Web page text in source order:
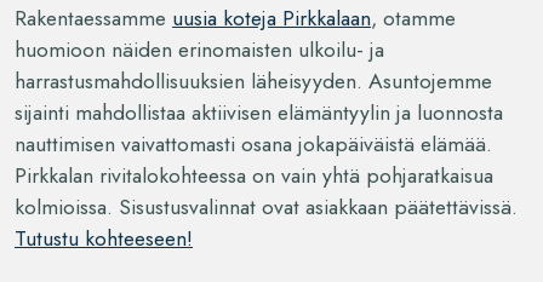
Rakentaessamme uusia koteja Pirkkalaan, otamme
huomioon näiden erinomaisten ulkoilu- ja
harrastusmahdollisuuksien läheisyyden. Asuntojemme
sijainti mahdollistaa aktiivisen elämäntyylin ja luonnosta
nauttimisen vaivattomasti osana jokapäiväistä elämää.
Pirkkalan rivitalokohteessa on vain yhtä pohjaratkaisua
kolmioissa. Sisustusvalinnat ovat asiakkaan päätettävissä.
Tutustu kohteeseen!